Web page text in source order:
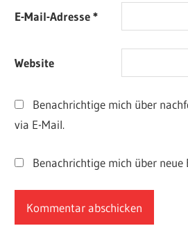
E-Mail-Adresse*
Website
Benachrichtige mich über
via E-Mail.
Benachrichtige mich über neue